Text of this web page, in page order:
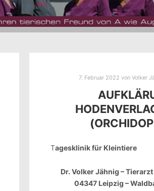
7. Februar 2022 vonVolker
Tagesklinik für
Dr. Volker Jähnig –
04347 Leipzig –